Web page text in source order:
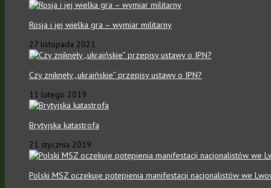
Rosja i jej wielka gra – wymiar militarny
27 listopada 2021
Czy zniknęły „ukraińskie” przepisy ustawy o IPN?
11 lutego 2019
Brytyjska katastrofa
21 stycznia 2019
Polski MSZ oczekuje potępienia manifestacji nacjonalistów we